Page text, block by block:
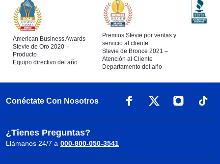
American Business Awards
Stevie de Oro 2020 –
Producto
Equipo directivo del año
Premios Stevie por ventas y
servicio al cliente
Stevie de Bronce 2021 –
Atención al Cliente
Departamento del año
Conéctate Con Nosotros
¿Tienes Preguntas?
Llámanos 24/7 a 000-800-050-3541